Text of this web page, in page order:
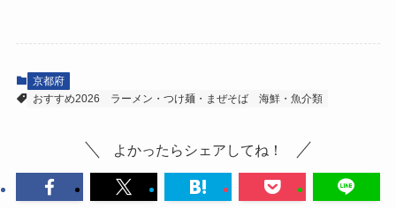
京都府
おすすめ2026
ラーメン・つけ麺・まぜそば 海鮮・魚介類
よかったらシェアしてね！